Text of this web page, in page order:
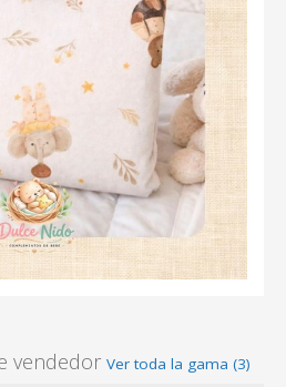
vendedor Ver toda la gama (3)